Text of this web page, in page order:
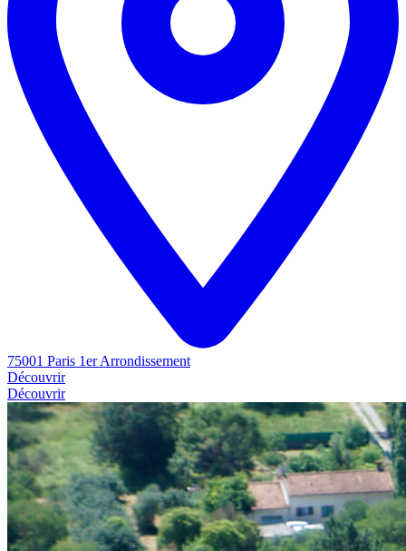
75001 Paris 1er Arrondissement
Découvrir
Découvrir